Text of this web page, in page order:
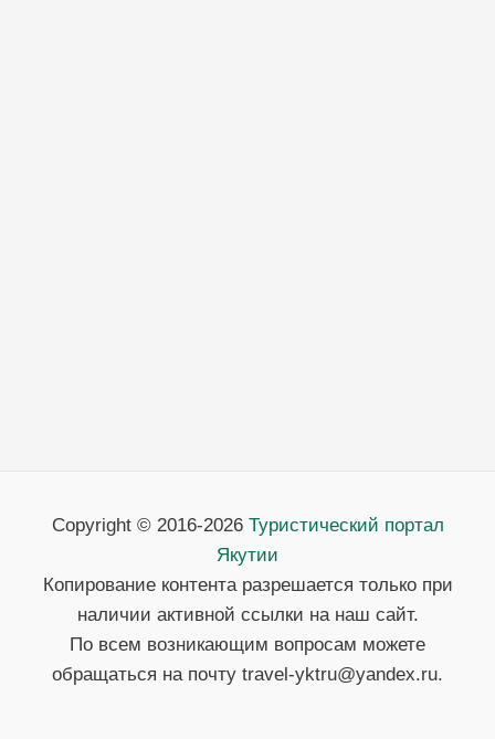
Copyright © 2016-2026 Туристический портал
Якутии
Копирование контента разрешается только при
наличии активной ссылки на наш сайт.
По всем возникающим вопросам можете
обращаться на почту travel-yktru@yandex.ru.